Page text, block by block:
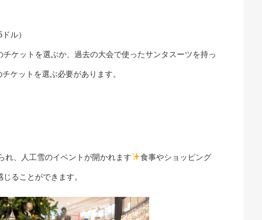
ル）
ケットを選ぶか、過去の大会で使ったサンタスーツを持っ
ケットを選ぶ必要があります。
れ、人工雪のイベントが開かれます 食事やショッピング
ることができます。